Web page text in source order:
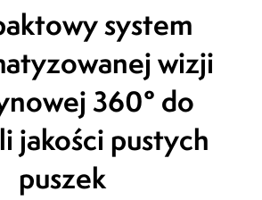
system
wizji
360° do
jakości pustych
puszek